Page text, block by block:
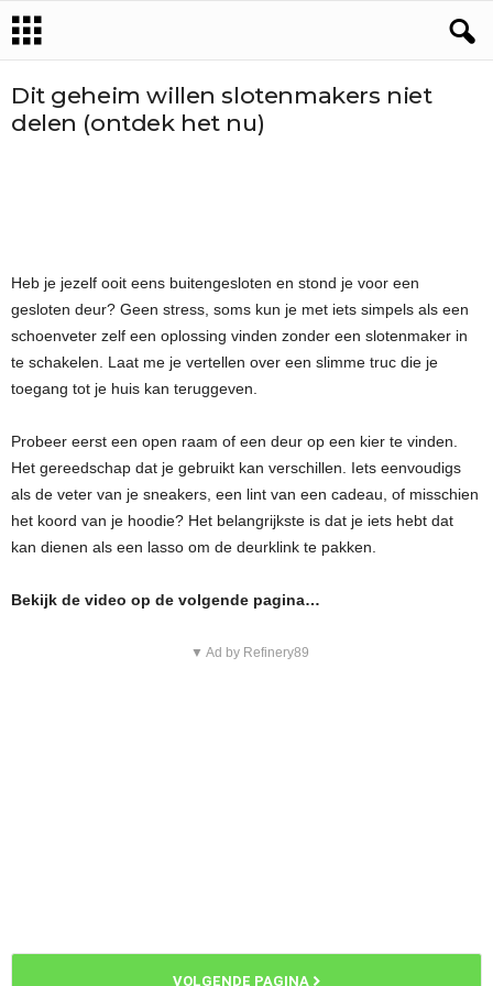
Dit geheim willen slotenmakers niet
delen (ontdek het nu)
Heb je jezelf ooit eens buitengesloten en stond je voor een
gesloten deur? Geen stress, soms kun je met iets simpels als een
schoenveter zelf een oplossing vinden zonder een slotenmaker in
te schakelen. Laat me je vertellen over een slimme truc die je
toegang tot je huis kan teruggeven.
Probeer eerst een open raam of een deur op een kier te vinden.
Het gereedschap dat je gebruikt kan verschillen. Iets eenvoudigs
als de veter van je sneakers, een lint van een cadeau, of misschien
het koord van je hoodie? Het belangrijkste is dat je iets hebt dat
kan dienen als een lasso om de deurklink te pakken.
Bekijk de video op de volgende pagina…
▼ Ad by Refinery89
VOLGENDE PAGINA